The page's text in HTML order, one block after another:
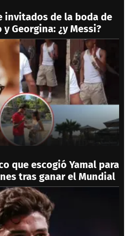
invitados de la boda de
Georgina: ¿y Messi?
que escogió Yamal para
tras ganar el Mundial